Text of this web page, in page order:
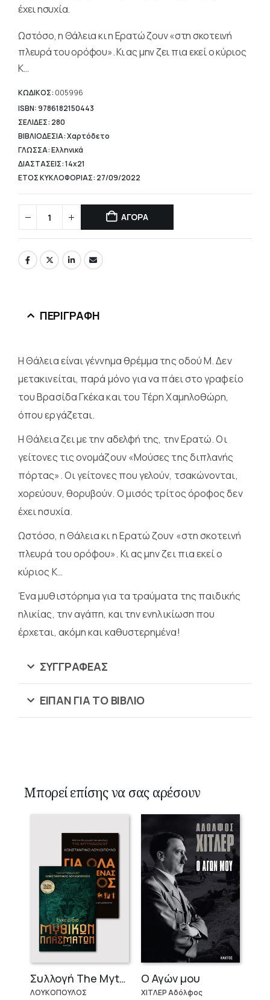
έχει ησυχία.
Ωστόσο, η Θάλεια κι η Ερατώ ζουν «στη σκοτεινή
πλευρά του ορόφου». Κι ας μην ζει πια εκεί ο κύριος
Κ…
ΚΩΔΙΚΟΣ: 005996
ISBN: 9786182150443
ΣΕΛΙΔΕΣ: 280
ΒΙΒΛΙΟΔΕΣΙΑ: Χαρτόδετο
ΓΛΩΣΣΑ: Ελληνικά
ΔΙΑΣΤΑΣΕΙΣ: 14x21
ΕΤΟΣ ΚΥΚΛΟΦΟΡΙΑΣ: 27/09/2022
ΑΓΟΡΑ
ΠΕΡΙΓΡΑΦΉ
Η Θάλεια είναι γέννημα θρέμμα της οδού Μ. Δεν
μετακινείται, παρά μόνο για να πάει στο γραφείο
του Βρασίδα Γκέκα και του Τέρη Χαμηλοθώρη,
όπου εργάζεται.
Η Θάλεια ζει με την αδελφή της, την Ερατώ. Οι
γείτονες τις ονομάζουν «Μούσες της διπλανής
πόρτας». Οι γείτονες που γελούν, τσακώνονται,
χορεύουν, θορυβούν. Ο μισός τρίτος όροφος δεν
έχει ησυχία.
Ωστόσο, η Θάλεια κι η Ερατώ ζουν «στη σκοτεινή
πλευρά του ορόφου». Κι ας μην ζει πια εκεί ο
κύριος Κ…
Ένα μυθιστόρημα για τα τραύματα της παιδικής
ηλικίας, την αγάπη, και την ενηλικίωση που
έρχεται, ακόμη και καθυστερημένα!
ΣΥΓΓΡΑΦΕΑΣ
ΕΙΠΑΝ ΓΙΑ ΤΟ ΒΙΒΛΙΟ
Μπορεί επίσης να σας αρέσουν
Συλλογή The Mythologist (2 βιβλία)
ΛΟΥΚΟΠΟΥΛΟΣ
Ο Αγών μου
ΧΙΤΛΕΡ Αδόλφος